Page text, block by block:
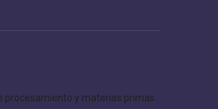
procesamiento y materias primas